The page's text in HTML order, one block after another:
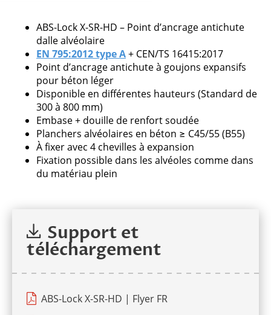
demandes issues de professionnels.
Veuillez
laisser
champ
vide.
ABS-Lock X-SR-HD – Point d’ancrage antichute
dalle alvéolaire
EN 795:2012 type A+ CEN/TS 16415:2017
Point d’ancrage antichute à goujons expansifs
pour béton léger
Disponible en différentes hauteurs (Standard de
300 à 800 mm)
Embase + douille de renfort soudée
Planchers alvéolaires en béton ≥ C45/55 (B55)
À fixer avec 4 chevilles à expansion
Fixation possible dans les alvéoles comme dans
du matériau plein
Support et
téléchargement
ABS-Lock X-SR-HD | Flyer FR